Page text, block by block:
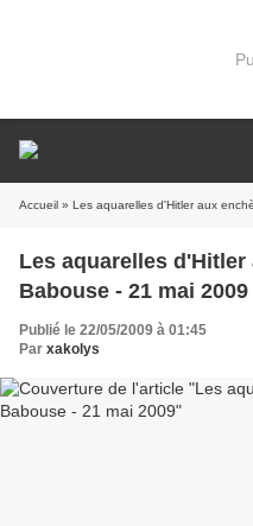
Accueil » Les aquarelles d'Hitler aux
Les aquarelles
Babouse - 21 mai 2009
Publié le 22/05/2009 à 01:45
Par xakolys